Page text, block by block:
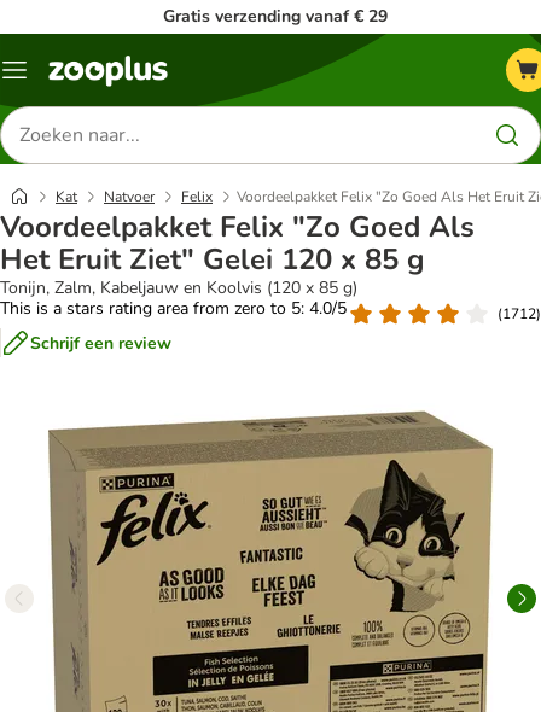
Gratis verzending vanaf € 29
Menu
Zoeken
naar
producten
Kat Natvoer Felix Voordeelpakket Felix "Zo Goed Als Het Eruit
Voordeelpakket Felix "Zo Goed Als
Het Eruit Ziet" Gelei 120 x 85 g
Tonijn, Zalm, Kabeljauw en Koolvis (120 x 85 g)
This is a stars rating area from zero to 5: 4.0/5
(1712)
Schrijf een review